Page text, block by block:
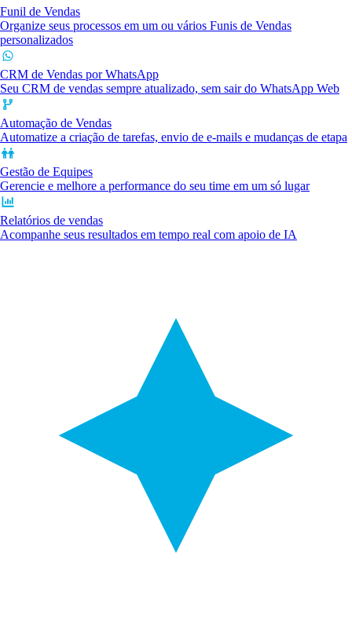
Funil de Vendas
Organize seus processos em um ou vários Funis de Vendas
personalizados
CRM de Vendas por WhatsApp
Seu CRM de vendas sempre atualizado, sem sair do WhatsApp Web
Automação de Vendas
Automatize a criação de tarefas, envio de e-mails e mudanças de etapa
Gestão de Equipes
Gerencie e melhore a performance do seu time em um só lugar
Relatórios de vendas
Acompanhe seus resultados em tempo real com apoio de IA